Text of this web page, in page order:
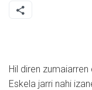
Hil diren
Eskela jarri nahi